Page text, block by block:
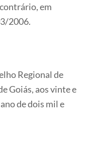
em
2006.
Regional de
Goiás, aos vinte e
de dois mil e